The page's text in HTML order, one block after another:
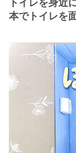
トイレを身近
本でトイレを